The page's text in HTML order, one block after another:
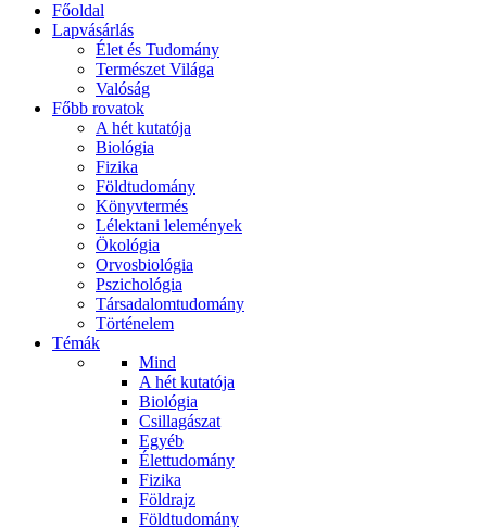
Főoldal
Lapvásárlás
Élet és Tudomány
Természet Világa
Valóság
Főbb rovatok
A hét kutatója
Biológia
Fizika
Földtudomány
Könyvtermés
Lélektani lelemények
Ökológia
Orvosbiológia
Pszichológia
Társadalomtudomány
Történelem
Témák
Mind
A hét kutatója
Biológia
Csillagászat
Egyéb
Élettudomány
Fizika
Földrajz
Földtudomány